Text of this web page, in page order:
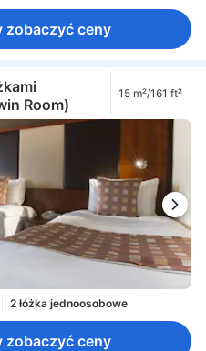
zobaczyć ceny
Room)
15 m²/161 ft²
2 łóżka jednoosobowe
zobaczyć ceny